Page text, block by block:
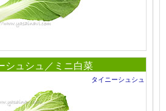
シュシュ／ミニ白菜
タイニーシュシュ